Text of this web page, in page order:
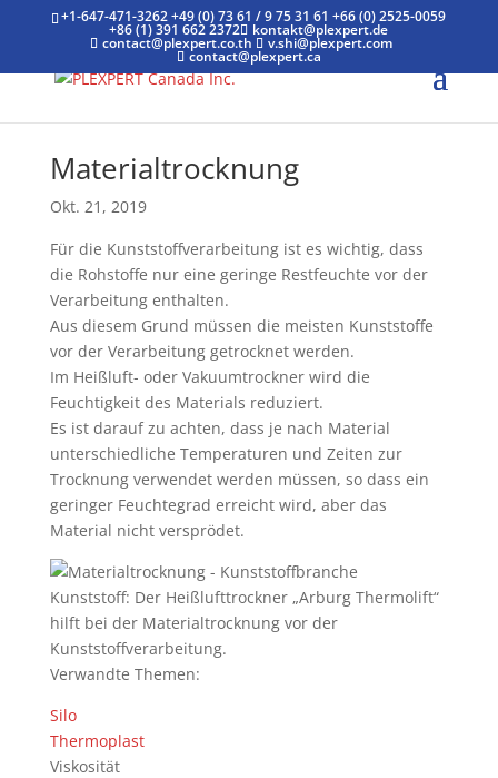
+1-647-471-3262 +49 (0) 73 61 / 9 75 31 61+66 (0) 2525-0059
+86 (1) 391 662 2372 kontakt@plexpert.de
contact@plexpert.co.th v.shi@plexpert.com
contact@plexpert.ca
Materialtrocknung
Okt. 21, 2019
Für die Kunststoffverarbeitung ist es wichtig, dass
die Rohstoffe nur eine geringe Restfeuchte vor der
Verarbeitung enthalten.
Aus diesem Grund müssen die meisten Kunststoffe
vor der Verarbeitung getrocknet werden.
Im Heißluft- oder Vakuumtrockner wird die
Feuchtigkeit des Materials reduziert.
Es ist darauf zu achten, dass je nach Material
unterschiedliche Temperaturen und Zeiten zur
Trocknung verwendet werden müssen, so dass ein
geringer Feuchtegrad erreicht wird, aber das
Material nicht versprödet.
Kunststoff: Der Heißlufttrockner „Arburg Thermolift“
hilft bei der Materialtrocknung vor der
Kunststoffverarbeitung.
Verwandte Themen:
Silo
Thermoplast
Viskosität